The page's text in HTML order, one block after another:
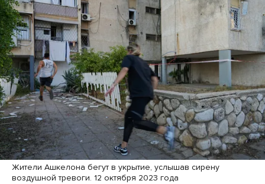
Жители Ашкелона бегут в укрытие, услышав сирену
воздушной тревоги. 12 октября 2023 года